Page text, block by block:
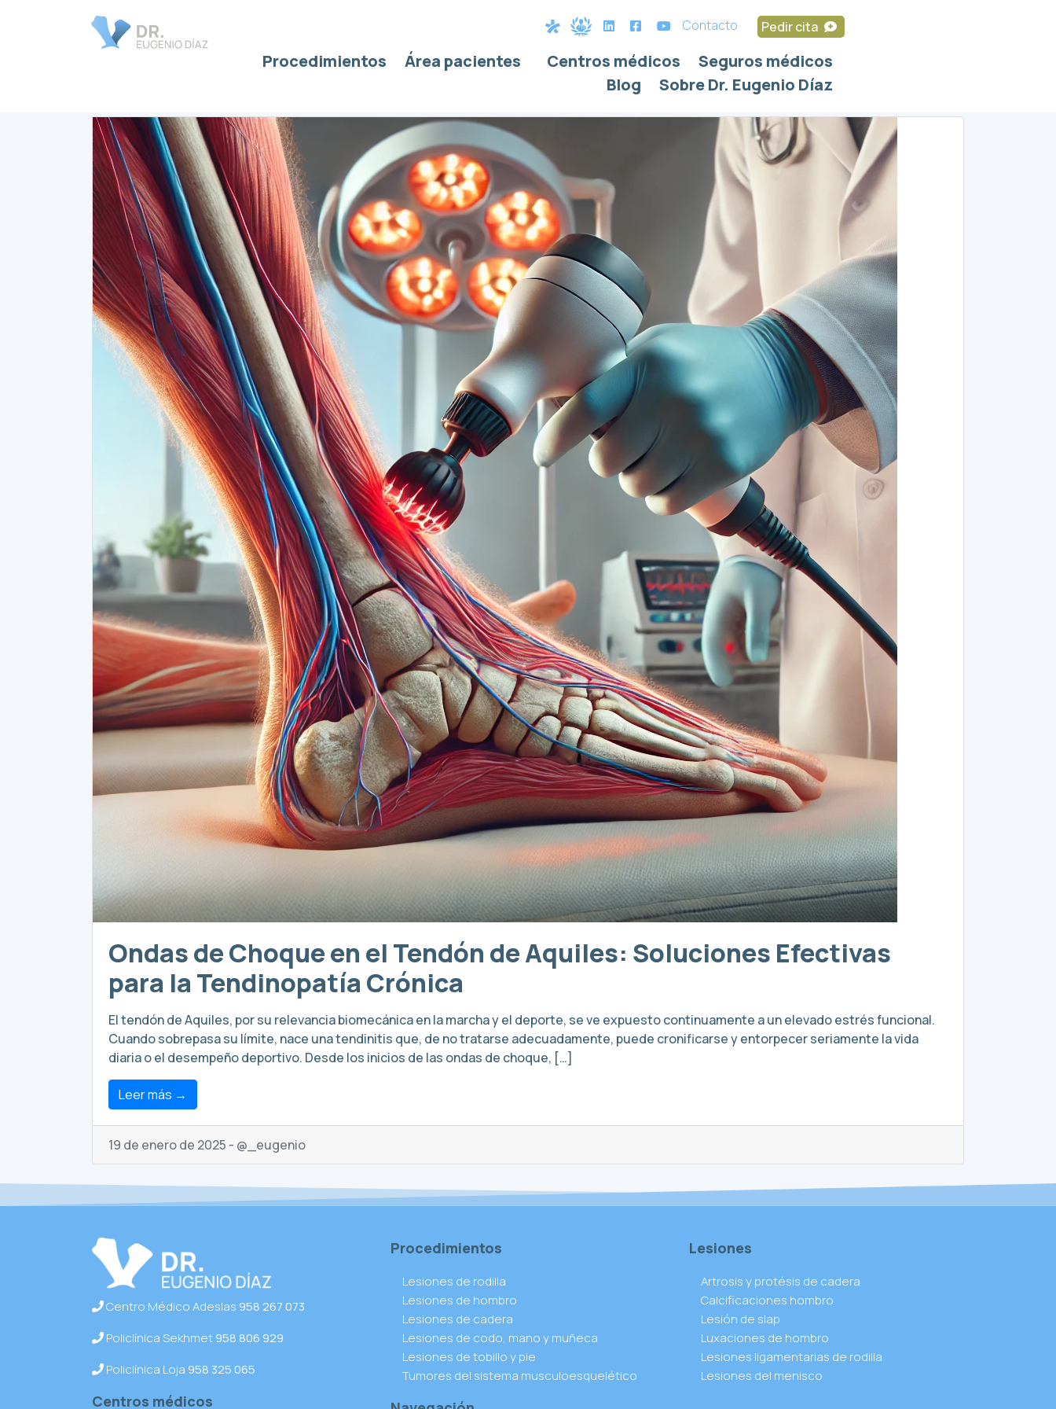
Contacto Pedir cita
Procedimientos Área pacientes Centros médicos
Seguros médicos
Blog
Sobre Dr. Eugenio Díaz
Ondas de Choque en el Tendón de Aquiles: Soluciones Efectivas
para la Tendinopatía Crónica
El tendón de Aquiles, por su relevancia biomecánica en la marcha y el deporte, se ve expuesto continuamente a un elevado estrés funcional.
Cuando sobrepasa su límite, nace una tendinitis que, de no tratarse adecuadamente, puede cronificarse y entorpecer seriamente la vida
diaria o el desempeño deportivo. Desde los inicios de las ondas de choque, […]
Leer más →
19 de enero de 2025 - @_eugenio
Centro Médico Adeslas 958 267 073
Policlínica Sekhmet958 806 929
Policlínica Loja 958 325 065
Centros médicos
Procedimientos
Lesiones de rodilla
Lesiones de hombro
Lesiones de cadera
Lesiones de codo, mano y muñeca
Lesiones de tobillo y pie
Tumores del sistema musculoesquelético
Lesiones
Artrosis y protésis de cadera
Calcificaciones hombro
Lesión de slap
Luxaciones de hombro
Lesiones ligamentarias de rodilla
Lesiones del menisco